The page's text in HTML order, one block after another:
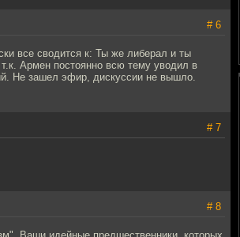
# 6
все сводится к: Ты же либерал и ты
Армен постоянно всю тему уводил в
Не зашел эфир, дискуссии не вышло.
# 7
# 8